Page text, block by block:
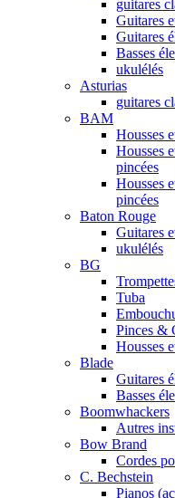
guitares
Guitares
Guitares
Basses
ukulélés
Asturias
guitares
BAM
Housses
Housses
pincées
Housses
pincées
Baton Rouge
Guitares
ukulélés
BG
Tuba
Pinces &
Housses
Blade
Guitares
Basses
Boomwhackers
Autres
Bow Brand
Cordes
C. Bechstein
Pianos